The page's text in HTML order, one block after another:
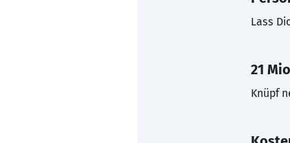
Lass
21
Knüpf